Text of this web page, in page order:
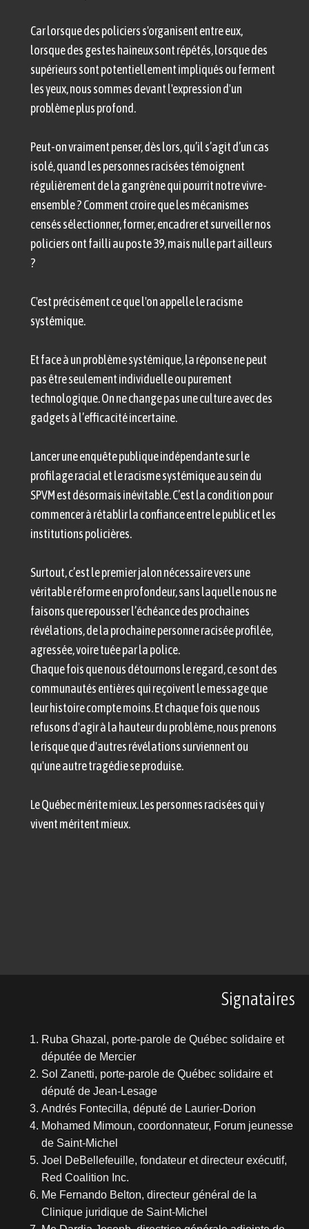
Car lorsque des policiers s'organisent entre eux,
lorsque des gestes haineux sont répétés, lorsque des
supérieurs sont potentiellement impliqués ou ferment
les yeux, nous sommes devant l'expression d'un
problème plus profond.
Peut-on vraiment penser, dès lors, qu’il s’agit d’un cas
isolé, quand les personnes racisées témoignent
régulièrement de la gangrène qui pourrit notre vivre-
ensemble ? Comment croire que les mécanismes
censés sélectionner, former, encadrer et surveiller nos
policiers ont failli au poste 39, mais nulle part ailleurs
?
C'est précisément ce que l'on appelle le racisme
systémique.
Et face à un problème systémique, la réponse ne peut
pas être seulement individuelle ou purement
technologique. On ne change pas une culture avec des
gadgets à l’efficacité incertaine.
Lancer une enquête publique indépendante sur le
profilage racial et le racisme systémique au sein du
SPVM est désormais inévitable. C’est la condition pour
commencer à rétablir la confiance entre le public et les
institutions policières.
Surtout, c’est le premier jalon nécessaire vers une
véritable réforme en profondeur, sans laquelle nous ne
faisons que repousser l’échéance des prochaines
révélations, de la prochaine personne racisée profilée,
agressée, voire tuée par la police.
Chaque fois que nous détournons le regard, ce sont des
communautés entières qui reçoivent le message que
leur histoire compte moins. Et chaque fois que nous
refusons d'agir à la hauteur du problème, nous prenons
le risque que d'autres révélations surviennent ou
qu'une autre tragédie se produise.
Le Québec mérite mieux. Les personnes racisées qui y
vivent méritent mieux.
Signataires
Ruba Ghazal, porte-parole de Québec solidaire et
députée de Mercier
Sol Zanetti, porte-parole de Québec solidaire et
député de Jean-Lesage
Andrés Fontecilla, député de Laurier-Dorion
Mohamed Mimoun, coordonnateur, Forum jeunesse
de Saint-Michel
Joel DeBellefeuille, fondateur et directeur exécutif,
Red Coalition Inc.
Me Fernando Belton, directeur général de la
Clinique juridique de Saint-Michel